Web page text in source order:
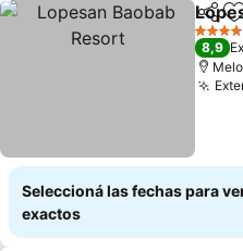
5
8,9
Seleccioná las fechas para
exactos